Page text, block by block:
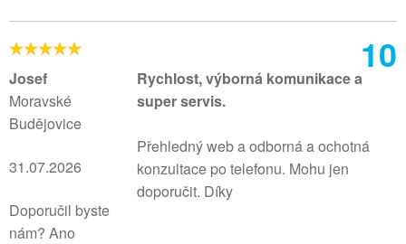
10
Josef
Moravské
Budějovice
31.07.2026
Doporučil byste
nám? Ano
Rychlost, výborná komunikace a
super servis.
Přehledný web a odborná a ochotná
konzultace po telefonu. Mohu jen
doporučit. Díky